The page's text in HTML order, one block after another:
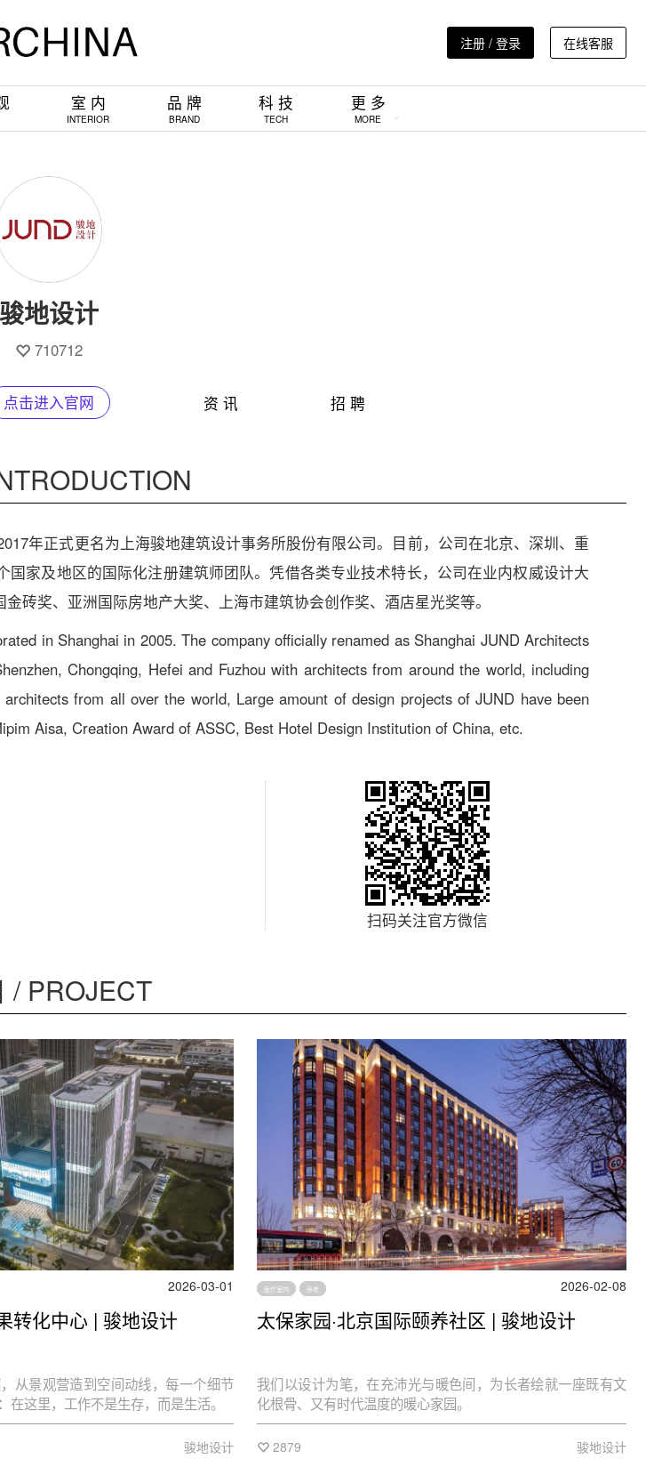
注册 / 登录 在线客服
室 内
INTERIOR
品 牌
BRAND
科 技
TECH
更 多
MORE
骏地设计
710712
点击进入官网 资 讯 招 聘
年正式更名为上海骏地建筑设计事务所股份有限公司。目前，公司在北京、深圳、重
家及地区的国际化注册建筑师团队。凭借各类专业技术特长，公司在业内权威设计大
砖奖、亚洲国际房地产大奖、上海市建筑协会创作奖、酒店星光奖等。
in Shanghai in 2005. The company officially renamed as Shanghai JUND Architects
Chongqing, Hefei and Fuzhou with architects from around the world, including
from all over the world, Large amount of design projects of JUND have been
Aisa, Creation Award of ASSC, Best Hotel Design Institution of China, etc.
扫码关注官方微信
/ PROJECT
2026-03-01
转化中心 | 骏地设计
从景观营造到空间动线，每一个细节
在这里，工作不是生存，而是生活。
骏地设计
医疗室内 养老 2026-02-08
太保家园·北京国际颐养社区 | 骏地设计
我们以设计为笔，在充沛光与暖色间，为长者绘就一座既有文
化根骨、又有时代温度的暖心家园。
2879 骏地设计